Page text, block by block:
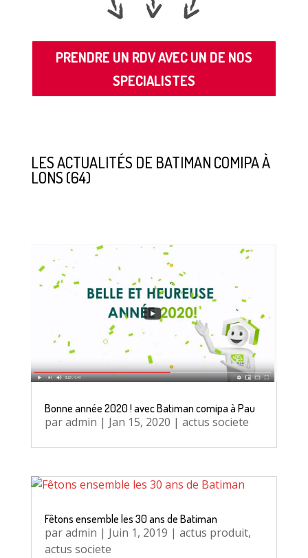
PRENDRE UN RDV AVEC UN DE NOS
SPECIALISTES
LES ACTUALITÉS DE BATIMAN COMIPA À
LONS (64)
Bonne année 2020 ! avec Batiman comipa à Pau
paradmin | Jan 15, 2020 | actus societe
Fêtons ensemble les 30 ans de Batiman
paradmin | Juin 1, 2019 | actus produit,
actus societe